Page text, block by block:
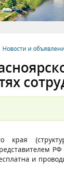
Новости и
края
и